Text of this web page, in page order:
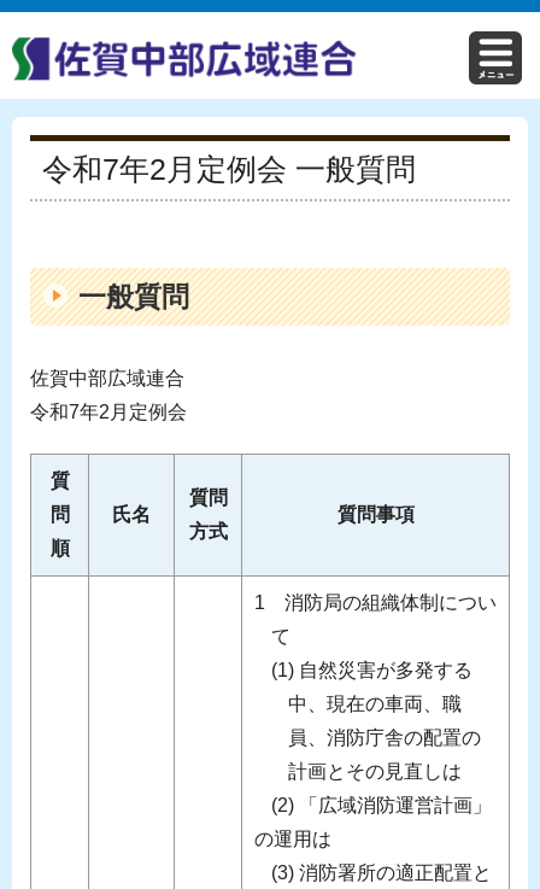
令和7年2月定例会 一般質問
一般質問
佐賀中部広域連合
令和7年2月定例会
質
問
順
氏名
質問
方式
質問事項
1 消防局の組織体制につい
て
(1) 自然災害が多発する
中、現在の車両、職
員、消防庁舎の配置の
計画とその見直しは
(2) 「広域消防運営計画」
の運用は
(3) 消防署所の適正配置と